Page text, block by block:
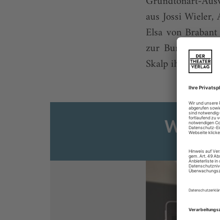
aus Jossi
Elsa von
zur Burg. Dann
Skalp ihres